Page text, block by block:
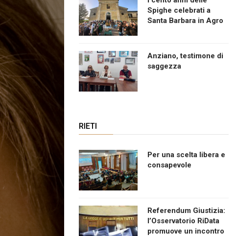
Spighe celebrati a
Santa Barbara in Agro
Anziano, testimone di
saggezza
RIETI
Per una scelta libera e
consapevole
Referendum Giustizia:
l’Osservatorio RiData
promuove un incontro